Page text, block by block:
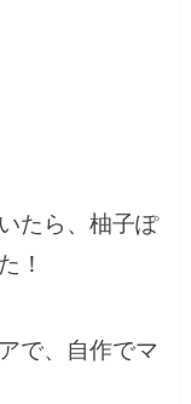
たら、柚子ぽ
！
で、自作でマ